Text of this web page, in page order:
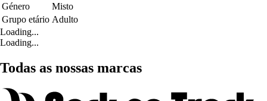
Género
Misto
Grupo etário Adulto
Loading...
Loading...
Todas as nossas marcas